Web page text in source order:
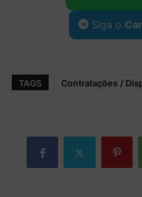
Siga o
TAGS Contratações /